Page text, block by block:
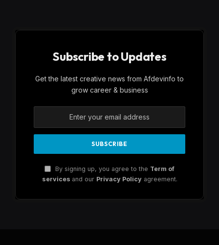
Subscribe to Updates
Get the latest creative news from Afdevinfo to
grow career & business
By signing up, you agree to the Term of
services and our Privacy Policyagreement.